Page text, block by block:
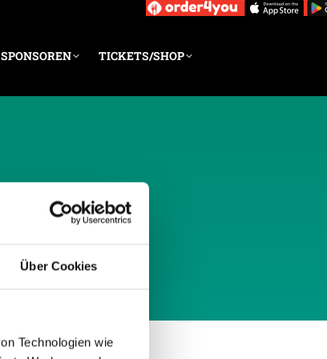
Über Cookies
Technologien wie
SPONSOREN TICKETS/SHOP
2023